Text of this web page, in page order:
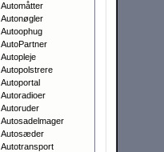
Automåtter
Autonøgler
Autoophug
AutoPartner
Autopleje
Autopolstrere
Autoportal
Autoradioer
Autoruder
Autosadelmager
Autosæder
Autotransport